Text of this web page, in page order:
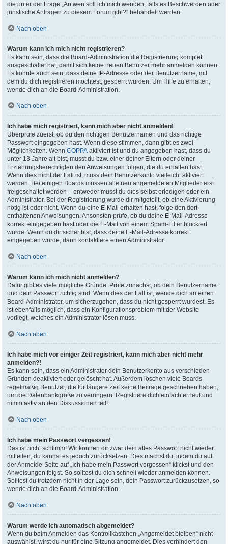
die unter der Frage „An wen soll ich mich wenden, falls es Beschwerden oder
juristische Anfragen zu diesem Forum gibt?“ behandelt werden.
Nach oben
Warum kann ich mich nicht registrieren?
Es kann sein, dass die Board-Administration die Registrierung komplett
ausgeschaltet hat, damit sich keine neuen Benutzer mehr anmelden können.
Es könnte auch sein, dass deine IP-Adresse oder der Benutzername, mit
dem du dich registrieren möchtest, gesperrt wurden. Um Hilfe zu erhalten,
wende dich an die Board-Administration.
Nach oben
Ich habe mich registriert, kann mich aber nicht anmelden!
Überprüfe zuerst, ob du den richtigen Benutzernamen und das richtige
Passwort eingegeben hast. Wenn diese stimmen, dann gibt es zwei
Möglichkeiten. WennCOPPA aktiviert ist und du angegeben hast, dass du
unter 13 Jahre alt bist, musst du bzw. einer deiner Eltern oder deiner
Erziehungsberechtigten den Anweisungen folgen, die du erhalten hast.
Wenn dies nicht der Fall ist, muss dein Benutzerkonto vielleicht aktiviert
werden. Bei einigen Boards müssen alle neu angemeldeten Mitglieder erst
freigeschaltet werden – entweder musst du dies selbst erledigen oder ein
Administrator. Bei der Registrierung wurde dir mitgeteilt, ob eine Aktivierung
nötig ist oder nicht. Wenn du eine E-Mail erhalten hast, folge den dort
enthaltenen Anweisungen. Ansonsten prüfe, ob du deine E-Mail-Adresse
korrekt eingegeben hast oder die E-Mail von einem Spam-Filter blockiert
wurde. Wenn du dir sicher bist, dass deine E-Mail-Adresse korrekt
eingegeben wurde, dann kontaktiere einen Administrator.
Nach oben
Warum kann ich mich nicht anmelden?
Dafür gibt es viele mögliche Gründe. Prüfe zunächst, ob dein Benutzername
und dein Passwort richtig sind. Wenn dies der Fall ist, wende dich an einen
Board-Administrator, um sicherzugehen, dass du nicht gesperrt wurdest. Es
ist ebenfalls möglich, dass ein Konfigurationsproblem mit der Website
vorliegt, welches ein Administrator lösen muss.
Nach oben
Ich habe mich vor einiger Zeit registriert, kann mich aber nicht mehr
anmelden?!
Es kann sein, dass ein Administrator dein Benutzerkonto aus verschieden
Gründen deaktiviert oder gelöscht hat. Außerdem löschen viele Boards
regelmäßig Benutzer, die für längere Zeit keine Beiträge geschrieben haben,
um die Datenbankgröße zu verringern. Registriere dich einfach erneut und
nimm aktiv an den Diskussionen teil!
Nach oben
Ich habe mein Passwort vergessen!
Das ist nicht schlimm! Wir können dir zwar dein altes Passwort nicht wieder
mitteilen, du kannst es jedoch zurücksetzen. Dies machst du, indem du auf
der Anmelde-Seite auf „Ich habe mein Passwort vergessen“ klickst und den
Anweisungen folgst. So solltest du dich schnell wieder anmelden können.
Solltest du trotzdem nicht in der Lage sein, dein Passwort zurückzusetzen, so
wende dich an die Board-Administration.
Nach oben
Warum werde ich automatisch abgemeldet?
Wenn du beim Anmelden das Kontrollkästchen „Angemeldet bleiben“ nicht
auswählst, wirst du nur für eine Sitzung angemeldet. Dies verhindert den